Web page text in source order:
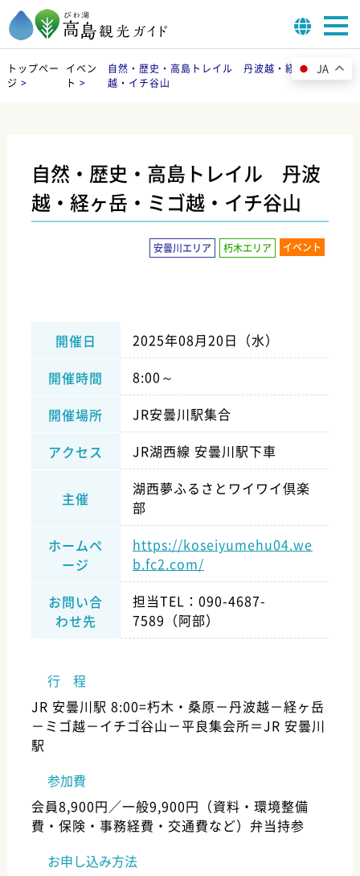
トップペー
ジ >
イベン
ト >
自然・歴史・高島トレイル 丹波越・経ヶ岳・ミゴ
越・イチ谷山
自然・歴史・高島トレイル 丹波
越・経ヶ岳・ミゴ越・イチ谷山
イベント
朽木エリア
安曇川エリア
開催日
2025年08月20日（水）
開催時間
8:00～
開催場所
JR安曇川駅集合
アクセス
JR湖西線 安曇川駅下車
主催
湖西夢ふるさとワイワイ倶楽
部
ホームペ
ージ
https://koseiyumehu04.we
b.fc2.com/
お問い合
わせ先
担当TEL：090-4687-
7589（阿部）
行 程
JR 安曇川駅 8:00=朽木・桑原－丹波越－経ヶ岳
－ミゴ越－イチゴ谷山－平良集会所＝JR 安曇川
駅
参加費
会員8,900円／一般9,900円（資料・環境整備
費・保険・事務経費・交通費など）弁当持参
お申し込み方法
JA